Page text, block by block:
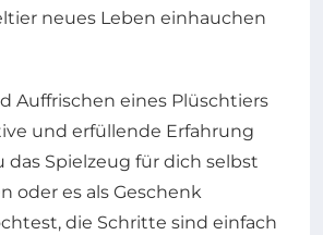
neues Leben einhauchen
Auffrischen eines Plüschtiers
und erfüllende Erfahrung
das Spielzeug für dich selbst
oder es als Geschenk
die Schritte sind einfach